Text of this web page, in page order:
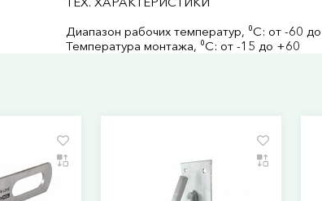
Диапазон рабочих температур, ⁰С: от -60
Температура монтажа, ⁰С: от -15 до +60